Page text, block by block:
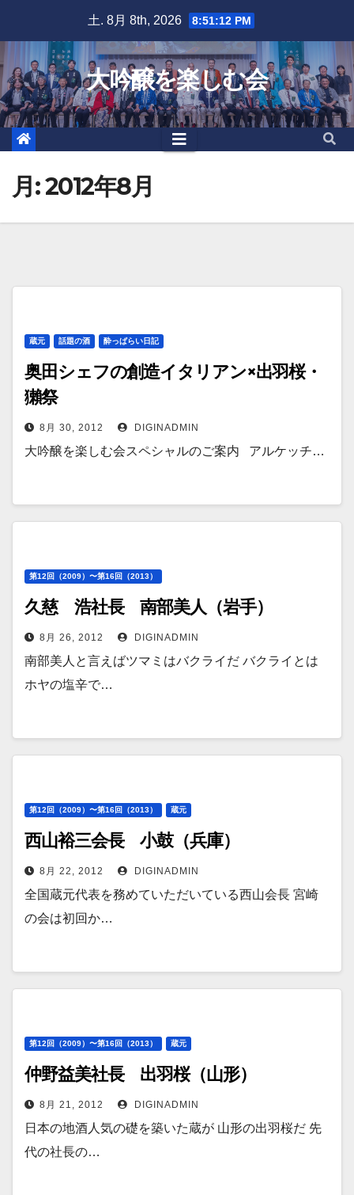
content
土. 8月 8th, 2026 8:51:13 PM
大吟醸を楽しむ会
月:2012年8月
蔵元 話題の酒 酔っぱらい日記
奥田シェフの創造イタリアン×出羽桜・
獺祭
8月 30, 2012 DIGINADMIN
大吟醸を楽しむ会スペシャルのご案内 アルケッチ…
第12回（2009）〜第16回（2013）
久慈 浩社長 南部美人（岩手）
8月 26, 2012 DIGINADMIN
南部美人と言えばツマミはバクライだ バクライとは
ホヤの塩辛で…
第12回（2009）〜第16回（2013） 蔵元
西山裕三会長 小鼓（兵庫）
8月 22, 2012 DIGINADMIN
全国蔵元代表を務めていただいている西山会長 宮崎
の会は初回か…
第12回（2009）〜第16回（2013） 蔵元
仲野益美社長 出羽桜（山形）
8月 21, 2012 DIGINADMIN
日本の地酒人気の礎を築いた蔵が 山形の出羽桜だ 先
代の社長の…